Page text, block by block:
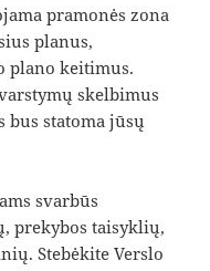
pramonės zona
planus,
plano keitimus.
skelbimus
bus statoma jūsų
svarbūs
prekybos taisyklių,
Stebėkite Verslo